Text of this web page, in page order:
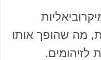
מה שהופך אותו
לזיהומים.